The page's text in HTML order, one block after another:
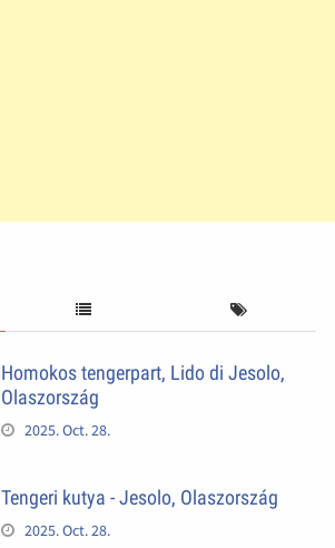
Homokos tengerpart, Lido di Jesolo,
Olaszország
2025. Oct. 28.
Tengeri kutya - Jesolo, Olaszország
2025. Oct. 28.